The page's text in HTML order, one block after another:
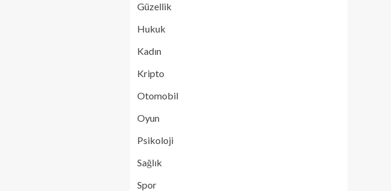
Güzellik
Hukuk
Kadın
Kripto
Otomobil
Oyun
Psikoloji
Sağlık
Spor